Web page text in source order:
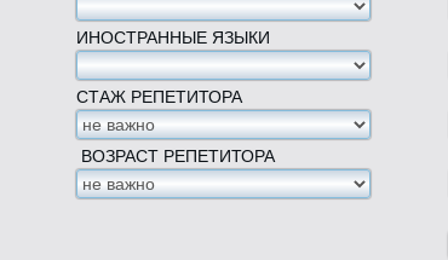
ИНОСТРАННЫЕ ЯЗЫКИ
СТАЖ РЕПЕТИТОРА
ВОЗРАСТ РЕПЕТИТОРА